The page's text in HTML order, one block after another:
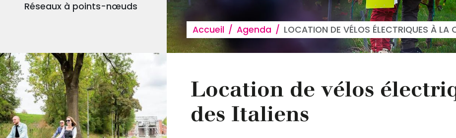
Réseaux à points-nœuds
Fil d'Ariane
Accueil Agenda LOCATION DE VÉLOS ÉLECTRIQUES À LA
Location de vélos
des Italiens